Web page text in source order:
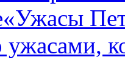
ужасами,